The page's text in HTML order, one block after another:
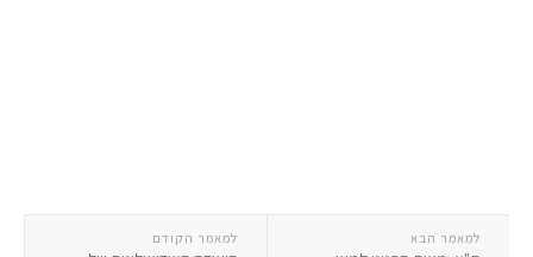
למאמר הקודם למאמר הבא